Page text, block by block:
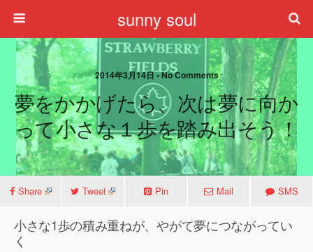
sunny soul
2014年3月14日 • No Comments
夢をかかげたら、次は夢に向か
って小さな１歩を踏み出そう！
Share Tweet Pin Mail SMS
小さな1歩の積み重ねが、やがて夢につながってい
く